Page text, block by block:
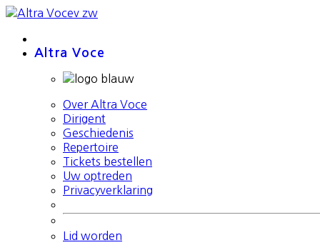
Altra Voce
Over Altra Voce
Dirigent
Geschiedenis
Repertoire
Tickets bestellen
Uw optreden
Privacyverklaring
Lid worden